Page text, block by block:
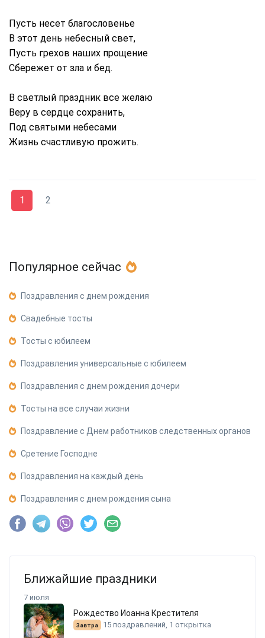
Пусть несет благословенье
В этот день небесный свет,
Пусть грехов наших прощение
Сбережет от зла и бед.
В светлый праздник все желаю
Веру в сердце сохранить,
Под святыми небесами
Жизнь счастливую прожить.
1 2
Популярное сейчас
Поздравления с днем рождения
Свадебные тосты
Тосты с юбилеем
Поздравления универсальные с юбилеем
Поздравления с днем рождения дочери
Тосты на все случаи жизни
Поздравление с Днем работников следственных органов
Сретение Господне
Поздравления на каждый день
Поздравления с днем рождения сына
Ближайшие праздники
7 июля
Рождество Иоанна Крестителя
Завтра 15 поздравлений, 1 открытка